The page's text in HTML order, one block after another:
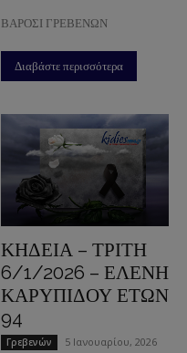
ΒΑΡΟΣΙ ΓΡΕΒΕΝΩΝ
Διαβάστε περισσότερα
ΚΗΔΕΙΑ – ΤΡΙΤΗ
6/1/2026 – ΕΛΕΝΗ
ΚΑΡΥΠΙΔΟΥ ΕΤΩΝ
94
Γρεβενών 5 Ιανουαρίου, 2026